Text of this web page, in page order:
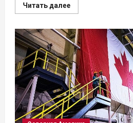
Читать далееПрочитать
больше
для
ИИ:
Equinix
бронирует
мощность
у
реактора,
уничтожающего
отходы